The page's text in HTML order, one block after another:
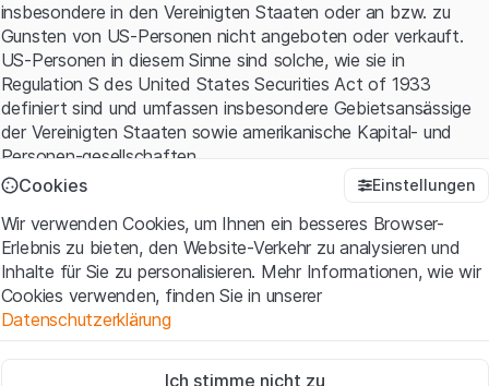
Cannot show products.
0 of 0 20 Zeilen
insbesondere in den Vereinigten Staaten oder an bzw. zu
Gunsten von US-Personen nicht angeboten oder verkauft.
US-Personen in diesem Sinne sind solche, wie sie in
Regulation S des United States Securities Act of 1933
definiert sind und umfassen insbesondere Gebietsansässige
der Vereinigten Staaten sowie amerikanische Kapital- und
Personen-gesellschaften.
Mit dem Zugriff auf diese Website erklären Sie, dass Sie die
rechtlichen Informationen und die wichtigen Hinweise und
Nutzungsbedingungen verstanden haben und akzeptieren.
Wenn Sie mit denNutzungsbedingungennicht einverstanden
sind, unterlassen Sie bitte den Zugriff auf diese Website.
Kein Angebot, keine Aufforderung zum Kauf
Cookies Einstellungen
Wir verwenden Cookies, um Ihnen ein besseres Browser-
Erlebnis zu bieten, den Website-Verkehr zu analysieren und
Inhalte für Sie zu personalisieren. Mehr Informationen, wie wir
Cookies verwenden, finden Sie in unserer
Datenschutzerklärung
Ich stimme nicht zu